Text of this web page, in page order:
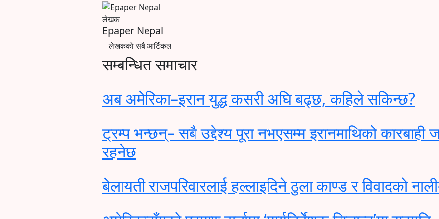
लेखक
Epaper Nepal
लेखकको सबै आर्टिकल
सम्बन्धित समाचार
अब अमेरिका–इरान युद्ध कसरी अघि बढ्छ, कहिले सकिन्छ?
ट्रम्प भन्छन्– सबै उद्देश्य पूरा नभएसम्म इरानमाथिको कारबाही
रहनेछ
बेलायती राजपरिवारलाई हल्लाइदिने ठुला काण्ड र विवादको